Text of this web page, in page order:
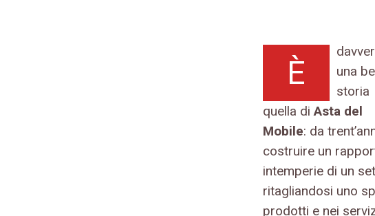
È
una
storia
quella diAsta del
Mobile: da
costruire un
intemperie di un
ritagliandosi uno
prodotti e nei